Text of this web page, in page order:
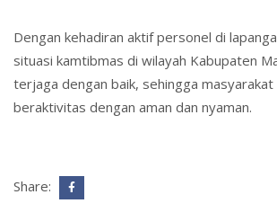
Dengan kehadiran aktif personel di
situasi kamtibmas di wilayah Kabupaten
terjaga dengan baik, sehingga
beraktivitas dengan aman dan nyaman.
Share: